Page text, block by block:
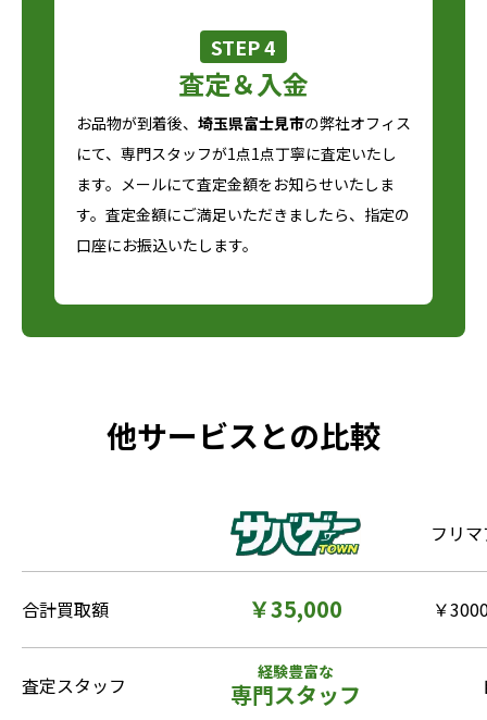
STEP 4
査定＆入金
お品物が到着後、 埼玉県富士見市の弊社オフィス
にて、専門スタッフが1点1点丁寧に査定いたし
ます。メールにて査定金額をお知らせいたしま
す。査定金額にご満足いただきましたら、指定の
口座にお振込いたします。
他サービスとの比較
フリ
合計買取額 ￥35,000 ￥
査定スタッフ
経験豊富な
専門スタッフ